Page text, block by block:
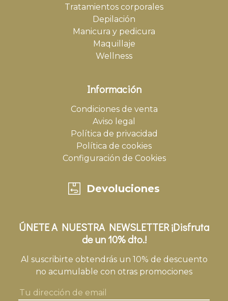
Tratamientos corporales
Depilación
Manicura y pedicura
Maquillaje
Wellness
Información
Condiciones de venta
Aviso legal
Política de privacidad
Política de cookies
Configuración de Cookies
Devoluciones
ÚNETE A NUESTRA NEWSLETTER ¡Disfruta
de un 10% dto.!
Al suscribirte obtendrás un 10% de descuento
no acumulable con otras promociones